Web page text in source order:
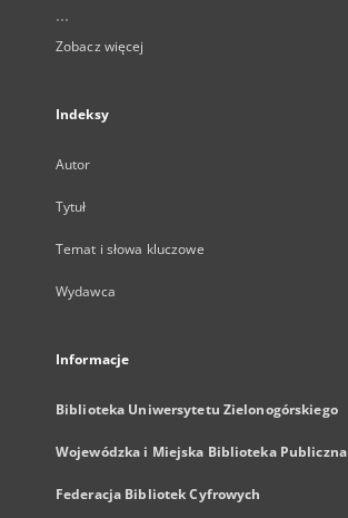
...
Zobacz więcej
Indeksy
Autor
Tytuł
Temat i słowa kluczowe
Wydawca
Informacje
Biblioteka Uniwersytetu Zielonogórskiego
Wojewódzka i Miejska Biblioteka Publiczna
Federacja Bibliotek Cyfrowych